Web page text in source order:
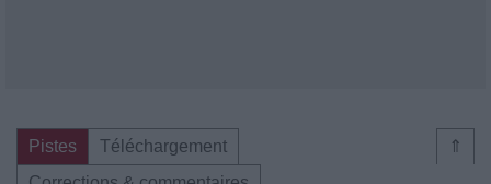
⇑
Pistes
Téléchargement